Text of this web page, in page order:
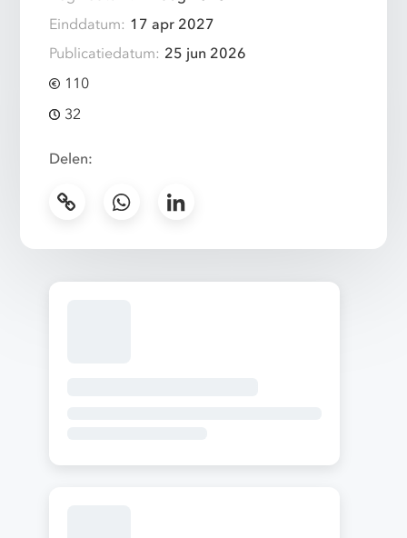
Einddatum: 17 apr 2027
Publicatiedatum: 25 jun 2026
110
32
Delen: